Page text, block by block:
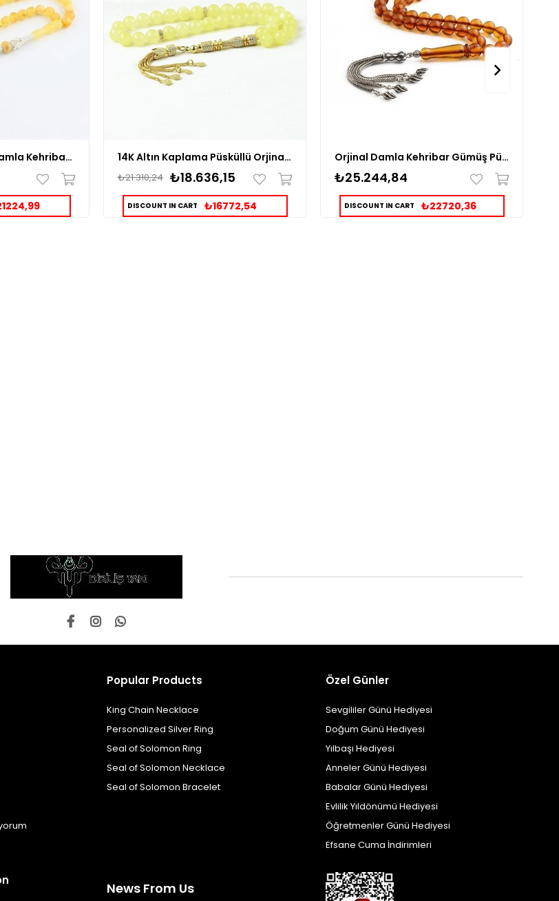
Sarı Hareli Orjinal Damla Kehribar Taşlı Kazaz Püsküllü Tesbih 14K Altın Kaplama Püsküllü Orjinal Damla Kehribar Tesbih
₺18.636,15
₺21.310,24
DISCOUNT IN CART ₺16772,54
Orjinal Damla Kehribar Gümüş Püsküllü Tesbih
₺25.244,84
DISCOUNT IN CART ₺22720,36
Popular Products
King Chain Necklace
Personalized Silver Ring
Seal of Solomon Ring
Seal of Solomon Necklace
Seal of Solomon Bracelet
Özel Günler
Sevgililer Günü Hediyesi
Doğum Günü Hediyesi
Yılbaşı Hediyesi
Anneler Günü Hediyesi
Babalar Günü Hediyesi
Evlilik Yıldönümü Hediyesi
Öğretmenler Günü Hediyesi
Efsane Cuma İndirimleri
News From Us